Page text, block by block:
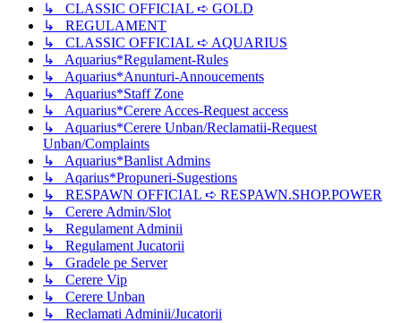
↳ CLASSIC OFFICIAL ➪ GOLD
↳ REGULAMENT
↳ CLASSIC OFFICIAL ➪ AQUARIUS
↳ Aquarius*Regulament-Rules
↳ Aquarius*Anunturi-Annoucements
↳ Aquarius*Staff Zone
↳ Aquarius*Cerere Acces-Request access
↳ Aquarius*Cerere Unban/Reclamatii-Request
Unban/Complaints
↳ Aquarius*Banlist Admins
↳ Aqarius*Propuneri-Sugestions
↳ RESPAWN OFFICIAL ➪ RESPAWN.SHOP.POWER
↳ Cerere Admin/Slot
↳ Regulament Adminii
↳ Regulament Jucatorii
↳ Gradele pe Server
↳ Cerere Vip
↳ Cerere Unban
↳ Reclamati Adminii/Jucatorii